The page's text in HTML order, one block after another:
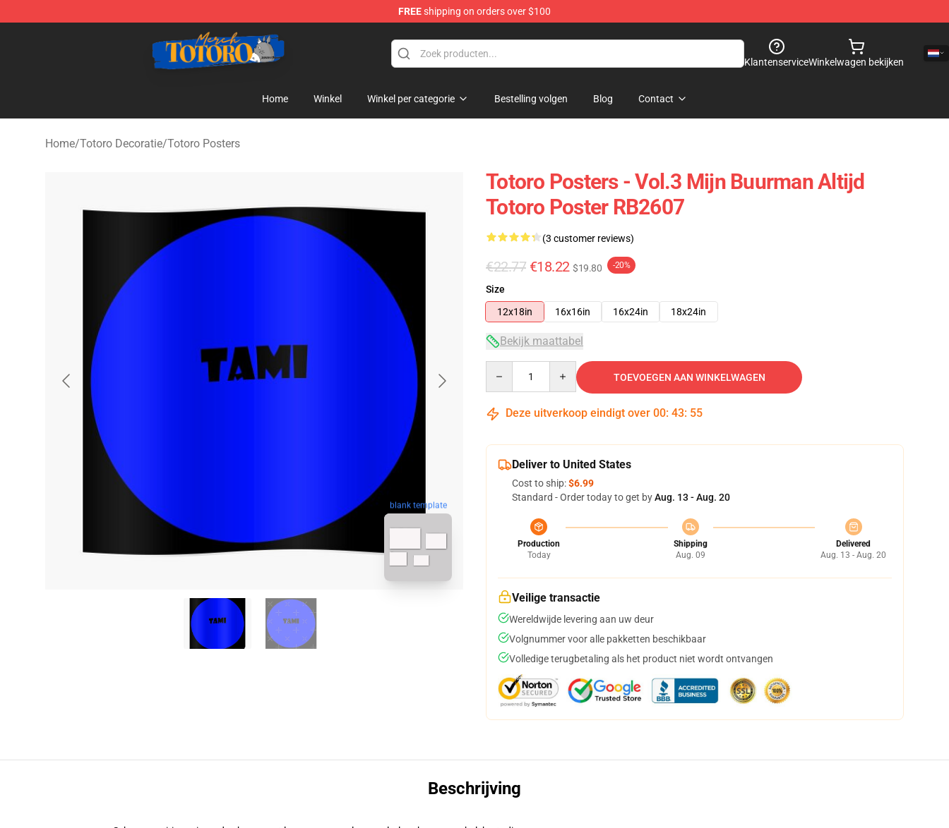
FREEshipping on orders over $100
Totoro Store - Official Totoro Merchandise Shop
KlantenserviceWinkelwagen bekijken
Home Winkel Winkel per categorie Bestelling volgen Blog Contact
Home/Totoro Decoratie/Totoro Posters
blank template
Totoro Posters - Vol.3 Mijn Buurman Altijd
Totoro Poster RB2607
(3 customer reviews)
€22.77 €18.22 $19.80 -20%
Size
12x18in
16x16in 16x24in 18x24in
Bekijk maattabel
TOEVOEGEN AAN WINKELWAGEN
Deze uitverkoop eindigt over 00: 43: 54
Deliver to United States
Cost to ship:$6.99
Standard - Order today to get byAug. 13 - Aug. 20
Production
Today
Shipping
Aug. 09
Delivered
Aug. 13 - Aug. 20
Veilige transactie
Wereldwijde levering aan uw deur
Volgnummer voor alle pakketten beschikbaar
Volledige terugbetaling als het product niet wordt ontvangen
Beschrijving